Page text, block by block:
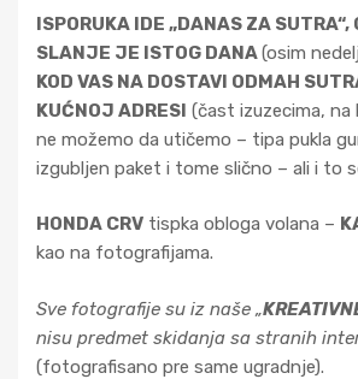
ISPORUKA IDE „DANAS ZA SUTRA“,
SLANJE JE ISTOG DANA(osim
KOD VAS NA DOSTAVI ODMAH
KUĆNOJ ADRESI (čast izuzecima, na
ne možemo da utičemo – tipa pukla
izgubljen paket i tome slično – ali i to
HONDA CRV tispka obloga volana –
kao na fotografijama.
Sve fotografije su iz naše „
nisu predmet skidanja sa stranih
(fotografisano pre same ugradnje).